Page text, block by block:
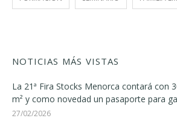
NOTICIAS MÁS VISTAS
La 21ª Fira Stocks Menorca contará con
m² y como novedad un pasaporte para
27/02/2026